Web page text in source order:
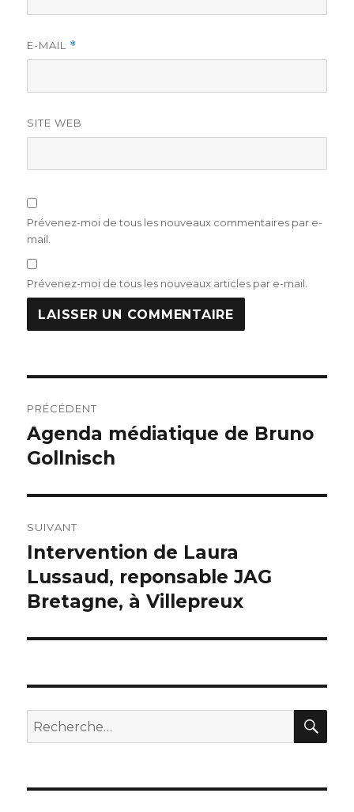
E-MAIL *
SITE WEB
Prévenez-moi de tous les nouveaux commentaires par e-
mail.
Prévenez-moi de tous les nouveaux articles par e-mail.
de
l’article
PRÉCÉDENT
Publication
précédente :
Agenda médiatique de Bruno
Gollnisch
SUIVANT
Publication
suivante :
Intervention de Laura
Lussaud, reponsable JAG
Bretagne, à Villepreux
Recherche
pour :